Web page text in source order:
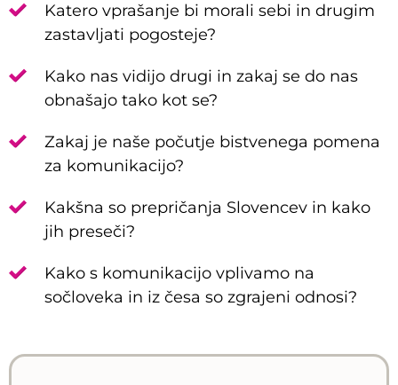
Katero vprašanje bi morali sebi in drugim
zastavljati pogosteje?
Kako nas vidijo drugi in zakaj se do nas
obnašajo tako kot se?
Zakaj je naše počutje bistvenega pomena
za komunikacijo?
Kakšna so prepričanja Slovencev in kako
jih preseči?
Kako s komunikacijo vplivamo na
sočloveka in iz česa so zgrajeni odnosi?